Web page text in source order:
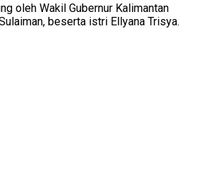
oleh Wakil Gubernur Kalimantan
beserta istri Ellyana Trisya.